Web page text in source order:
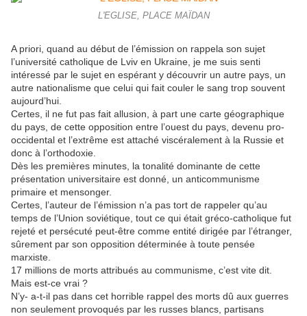
L'EGLISE, PLACE MAÏDAN
A priori, quand au début de l’émission on rappela son sujet
l’université catholique de Lviv en Ukraine, je me suis senti
intéressé par le sujet en espérant y découvrir un autre pays, un
autre nationalisme que celui qui fait couler le sang trop souvent
aujourd’hui.
Certes, il ne fut pas fait allusion, à part une carte géographique
du pays, de cette opposition entre l’ouest du pays, devenu pro-
occidental et l’extrême est attaché viscéralement à la Russie et
donc à l’orthodoxie.
Dès les premières minutes, la tonalité dominante de cette
présentation universitaire est donné, un anticommunisme
primaire et mensonger.
Certes, l’auteur de l’émission n’a pas tort de rappeler qu’au
temps de l’Union soviétique, tout ce qui était gréco-catholique fut
rejeté et persécuté peut-être comme entité dirigée par l’étranger,
sûrement par son opposition déterminée à toute pensée
marxiste.
17 millions de morts attribués au communisme, c’est vite dit.
Mais est-ce vrai ?
N’y- a-t-il pas dans cet horrible rappel des morts dû aux guerres
non seulement provoqués par les russes blancs, partisans